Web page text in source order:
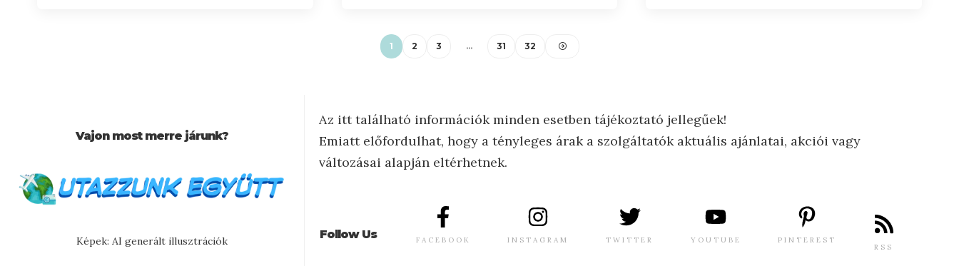
1 2 3 … 31 32
Vajon most merre járunk?
Képek: AI generált illusztrációk
Az itt található információk minden esetben tájékoztató jellegűek!
Emiatt előfordulhat, hogy a tényleges árak a szolgáltatók aktuális ajánlatai, akciói vagy
változásai alapján eltérhetnek.
Follow Us FACEBOOK INSTAGRAM TWITTER YOUTUBE PINTEREST
RSS